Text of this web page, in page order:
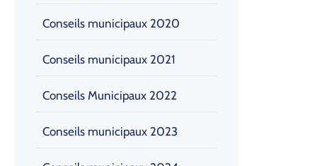
Conseils municipaux 2020
Conseils municipaux 2021
Conseils Municipaux 2022
Conseils municipaux 2023